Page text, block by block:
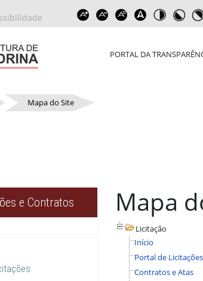
PORTAL DA
Mapa do Site
e Contratos Mapa
Licitação
Início
Portal de Licitações
Contratos e Atas